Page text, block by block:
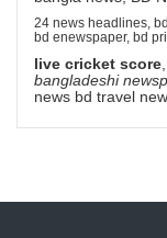
24 news headlines,
bd enewspaper, bd
live cricket score
bangladeshi
news bd travel